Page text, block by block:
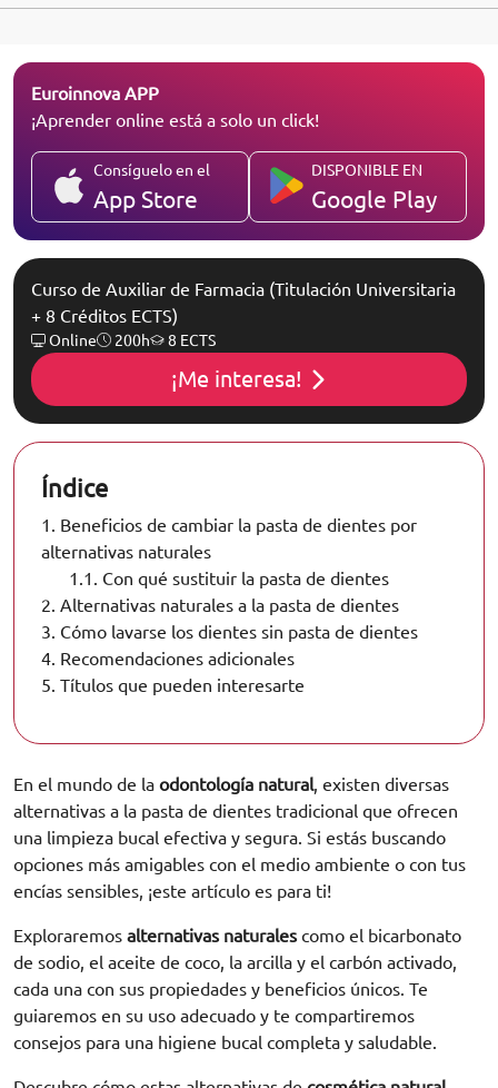
Euroinnova APP
¡Aprender online está a solo un click!
Consíguelo en el
App Store
DISPONIBLE EN
Google Play
Curso de Auxiliar de Farmacia (Titulación Universitaria
+ 8 Créditos ECTS)
Online 200h 8 ECTS
¡Me interesa!
Índice
1. Beneficios de cambiar la pasta de dientes por
alternativas naturales
1.1. Con qué sustituir la pasta de dientes
2. Alternativas naturales a la pasta de dientes
3. Cómo lavarse los dientes sin pasta de dientes
4. Recomendaciones adicionales
5. Títulos que pueden interesarte
En el mundo de la odontología natural, existen diversas
alternativas a la pasta de dientes tradicional que ofrecen
una limpieza bucal efectiva y segura. Si estás buscando
opciones más amigables con el medio ambiente o con tus
encías sensibles, ¡este artículo es para ti!
Exploraremos alternativas naturales como el bicarbonato
de sodio, el aceite de coco, la arcilla y el carbón activado,
cada una con sus propiedades y beneficios únicos. Te
guiaremos en su uso adecuado y te compartiremos
consejos para una higiene bucal completa y saludable.